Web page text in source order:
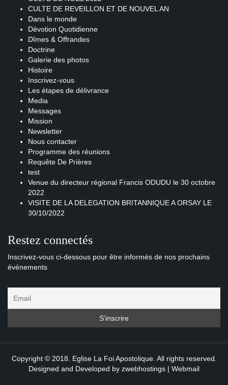
CULTE DE REVEILLON ET DE NOUVEL AN
Dans le monde
Dévotion Quotidienne
Dîmes & Offrandes
Doctrine
Galerie des photos
Histoire
Inscrivez-vous
Les étapes de délivrance
Media
Messages
Mission
Newsletter
Nous contacter
Programme des réunions
Requête De Prières
test
Venue du directeur régional Francis ODUDU le 30 octobre
2022
VISITE DE LA DELEGATION BRITANNIQUE A ORSAY LE
30/10/2022
Restez connectés
Inscrivez-vous ci-dessous pour être informés de nos prochains
événements
Copyright © 2018. Eglise La Foi Apostolique. All rights reserved.
Designed and Developed by zwebhostings | Webmail